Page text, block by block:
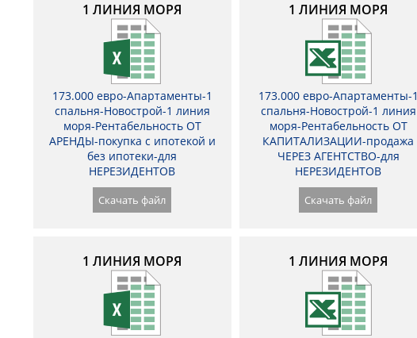
1 ЛИНИЯ МОРЯ
173.000 евро-Апартаменты-1
спальня-Новострой-1 линия
моря-Рентабельность ОТ
АРЕНДЫ-покупка с ипотекой и
без ипотеки-для
НЕРЕЗИДЕНТОВ
Скачать файл
1 ЛИНИЯ МОРЯ
173.000 евро-Апартаменты-1
спальня-Новострой-1 линия
моря-Рентабельность ОТ
КАПИТАЛИЗАЦИИ-продажа
ЧЕРЕЗ АГЕНТСТВО-для
НЕРЕЗИДЕНТОВ
Скачать файл
1 ЛИНИЯ МОРЯ 1 ЛИНИЯ МОРЯ